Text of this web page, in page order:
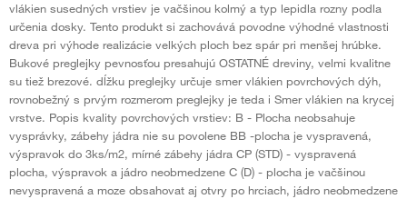
vlákien susedných vrstiev je vačšinou kolmý a typ lepidla rozny podla
určenia dosky. Tento produkt si zachovává povodne výhodné vlastnosti
dreva pri výhode realizácie velkých ploch bez spár pri menšej hrúbke.
Bukové preglejky pevnosťou presahujú OSTATNÉ dreviny, velmi kvalitne
su tiež brezové. dĺžku preglejky určuje smer vlákien povrchových dýh,
rovnobežný s prvým rozmerom preglejky je teda i Smer vlákien na krycej
vrstve. Popis kvality povrchových vrstiev: B - Plocha neobsahuje
vysprávky, zábehy jádra nie su povolene BB -plocha je vyspravená,
výspravok do 3ks/m2, mírné zábehy jádra CP (STD) - vyspravená
plocha, výspravok a jádro neobmedzene C (D) - plocha je vačšinou
nevyspravená a moze obsahovat aj otvry po hrciach, jádro neobmedzene